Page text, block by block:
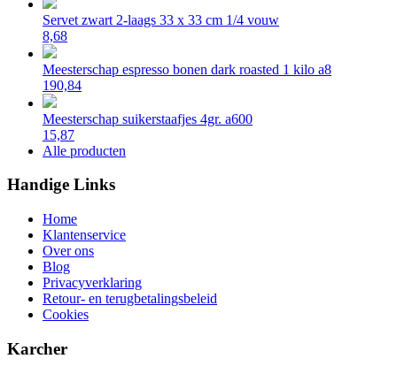
Servet zwart 2-laags 33 x 33 cm 1/4 vouw
8,68
Meesterschap espresso bonen dark roasted 1 kilo a8
190,84
Meesterschap suikerstaafjes 4gr. a600
15,87
Alle producten
Handige Links
Home
Klantenservice
Over ons
Blog
Privacyverklaring
Retour- en terugbetalingsbeleid
Cookies
Karcher